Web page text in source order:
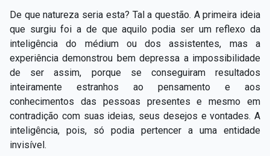
De que natureza seria esta? Tal a questão. A primeira ideia
que surgiu foi a de que aquilo podia ser um reflexo da
inteligência do médium ou dos assistentes, mas a
experiência demonstrou bem depressa a impossibilidade
de ser assim, porque se conseguiram resultados
inteiramente estranhos ao pensamento e aos
conhecimentos das pessoas presentes e mesmo em
contradição com suas ideias, seus desejos e vontades. A
inteligência, pois, só podia pertencer a uma entidade
invisível.